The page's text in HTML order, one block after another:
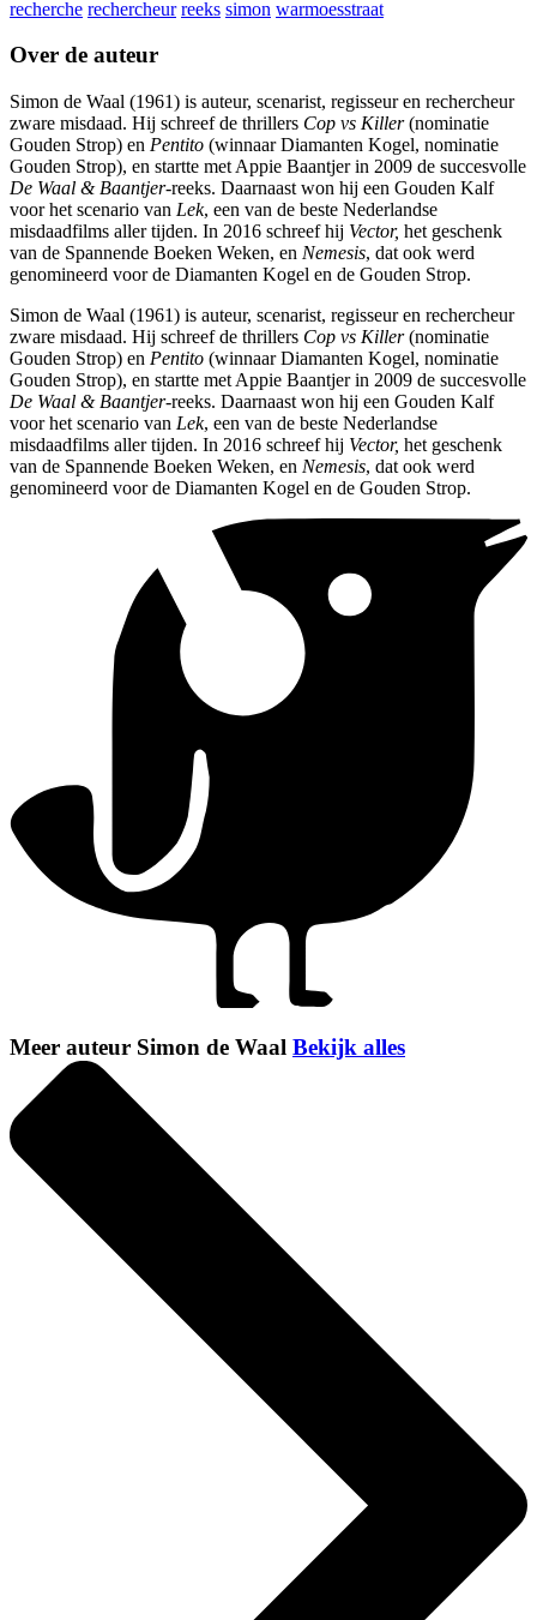
recherche rechercheur reeks simon warmoesstraat
Over de auteur
Simon de Waal (1961) is auteur, scenarist, regisseur en rechercheur
zware misdaad. Hij schreef de thrillers Cop vs Killer(nominatie
Gouden Strop) en Pentito (winnaar Diamanten Kogel, nominatie
Gouden Strop), en startte met Appie Baantjer in 2009 de succesvolle
De Waal & Baantjer-reeks. Daarnaast won hij een Gouden Kalf
voor het scenario van Lek, een van de beste Nederlandse
misdaadfilms aller tijden. In 2016 schreef hij Vector, het geschenk
van de Spannende Boeken Weken, en Nemesis, dat ook werd
genomineerd voor de Diamanten Kogel en de Gouden Strop.
Simon de Waal (1961) is auteur, scenarist, regisseur en rechercheur
zware misdaad. Hij schreef de thrillers Cop vs Killer(nominatie
Gouden Strop) en Pentito (winnaar Diamanten Kogel, nominatie
Gouden Strop), en startte met Appie Baantjer in 2009 de succesvolle
De Waal & Baantjer-reeks. Daarnaast won hij een Gouden Kalf
voor het scenario van Lek, een van de beste Nederlandse
misdaadfilms aller tijden. In 2016 schreef hij Vector, het geschenk
van de Spannende Boeken Weken, en Nemesis, dat ook werd
genomineerd voor de Diamanten Kogel en de Gouden Strop.
Meer auteur Simon de Waal Bekijk alles